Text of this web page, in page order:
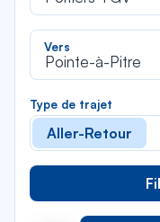
Vers
Pointe-à-Pitre
Type de trajet
Aller-Retour